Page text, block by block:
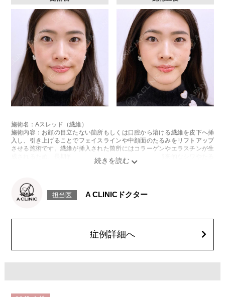
施術名：Aスレッド（繊維）
施術内容：お顔の目立たない箇所もしくは口腔から溶ける繊維を皮下へ挿
入し、引き上げることでフェイスラインや中顔面のたるみをリフトアップ
させる施術です。繊維が挿入された箇所にはコラーゲンやエラスチンが生
成されるため、長期的な美肌効果、肌質の改善効果、将来的なシワやたる
みの予防効果が期待できます。
とがございます。また、稀ではありますが、施術部位の細菌感染症、皮膚
のよれ、繊維の突出などが生じることがございます。化膿止め・痛み止め
費用：1部位 184,800円(税込)
オプション：笑気麻酔 3,300円(税込)
担当医 A CLINICドクター
症例詳細へ